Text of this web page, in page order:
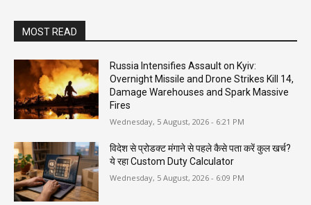
MOST READ
Russia Intensifies Assault on Kyiv:
Overnight Missile and Drone Strikes Kill 14,
Damage Warehouses and Spark Massive
Fires
Wednesday, 5 August, 2026 - 6:21 PM
विदेश से प्रोडक्ट मंगाने से पहले कैसे पता करें कुल खर्च?
ये रहा Custom Duty Calculator
Wednesday, 5 August, 2026 - 6:09 PM